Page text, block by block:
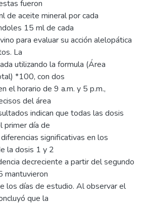
fueron
de aceite mineral por cada
15 ml de cada
para evaluar su acción alelopática
La
utilizando la formula (Área
*100, con dos
el horario de 9 a.m. y 5 p.m.,
del área
indican que todas las dosis
primer día de
significativas en los
la dosis 1 y 2
decreciente a partir del segundo
mantuvieron
los días de estudio. Al observar el
que la